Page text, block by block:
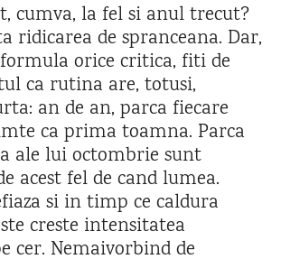
cumva, la fel si anul trecut?
ridicarea de spranceana. Dar,
orice critica, fiti de
ca rutina are, totusi,
an de an, parca fiecare
ca prima toamna. Parca
ale lui octombrie sunt
acest fel de cand lumea.
si in timp ce caldura
creste intensitatea
cer. Nemaivorbind de